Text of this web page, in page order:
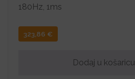
180Hz, 1ms
323,86 €
Dodaj u košaricu